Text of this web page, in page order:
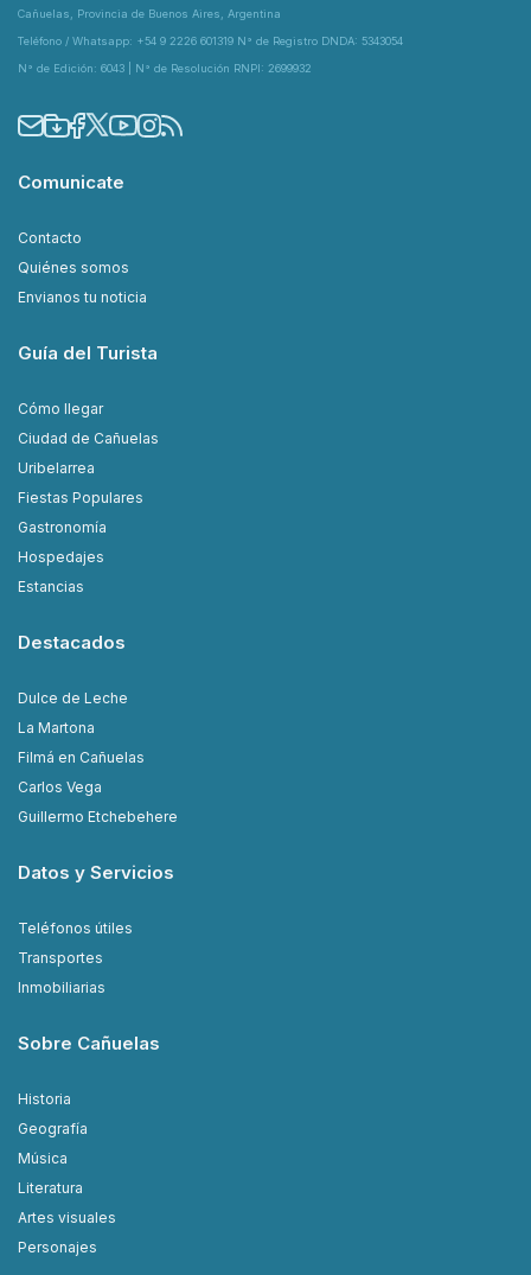
Cañuelas, Provincia de Buenos Aires, Argentina
Teléfono / Whatsapp: +54 9 2226 601319 N° de Registro DNDA: 5343054
N° de Edición: 6043 | N° de Resolución RNPI: 2699932
Comunicate
Contacto
Quiénes somos
Envianos tu noticia
Guía del Turista
Cómo llegar
Ciudad de Cañuelas
Uribelarrea
Fiestas Populares
Gastronomía
Hospedajes
Estancias
Destacados
Dulce de Leche
La Martona
Filmá en Cañuelas
Carlos Vega
Guillermo Etchebehere
Datos y Servicios
Teléfonos útiles
Transportes
Inmobiliarias
Sobre Cañuelas
Historia
Geografía
Música
Literatura
Artes visuales
Personajes